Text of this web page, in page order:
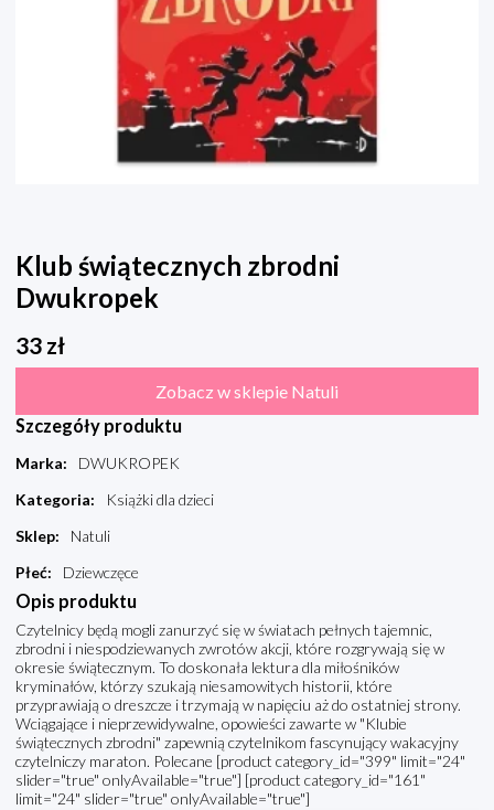
Klub świątecznych zbrodni
Dwukropek
33 zł
Zobacz w sklepie Natuli
Szczegóły produktu
Marka:
DWUKROPEK
Kategoria:
Książki dla dzieci
Sklep:
Natuli
Płeć: Dziewczęce
Opis produktu
Czytelnicy będą mogli zanurzyć się w światach pełnych tajemnic,
zbrodni i niespodziewanych zwrotów akcji, które rozgrywają się w
okresie świątecznym. To doskonała lektura dla miłośników
kryminałów, którzy szukają niesamowitych historii, które
przyprawiają o dreszcze i trzymają w napięciu aż do ostatniej strony.
Wciągające i nieprzewidywalne, opowieści zawarte w "Klubie
świątecznych zbrodni" zapewnią czytelnikom fascynujący wakacyjny
czytelniczy maraton. Polecane [product category_id="399" limit="24"
slider="true" onlyAvailable="true"] [product category_id="161"
limit="24" slider="true" onlyAvailable="true"]